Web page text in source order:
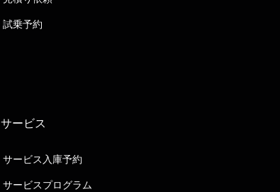
試乗予約
サービス
サービス入庫予約
サービスプログラム